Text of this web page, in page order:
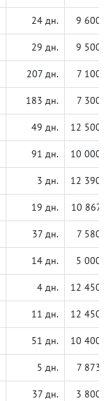
24 дн. 9 600
29 дн. 9 500
207 дн. 7 100
183 дн. 7 300
49 дн. 12 500
91 дн. 10 000
3 дн. 12 390
19 дн. 10 867
37 дн. 7 580
14 дн. 5 000
4 дн. 12 450
11 дн. 12 450
51 дн. 10 400
5 дн. 7 873
37 дн. 3 800